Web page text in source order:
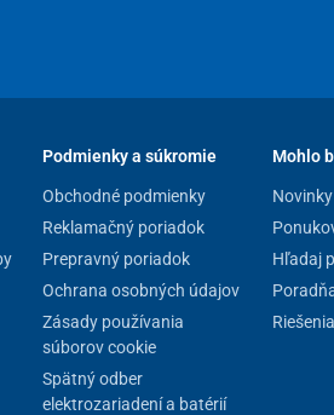
Podmienky a súkromie
Obchodné podmienky
Reklamačný poriadok
Prepravný poriadok
Ochrana osobných údajov
Zásady používania
súborov cookie
Spätný odber
elektrozariadení a batérií
Mohlo
Hľadaj